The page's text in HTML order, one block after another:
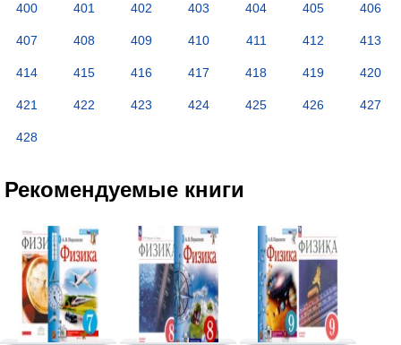
400 401 402 403 404 405 406
407 408 409 410 411 412 413
414 415 416 417 418 419 420
421 422 423 424 425 426 427
428
Рекомендуемые книги